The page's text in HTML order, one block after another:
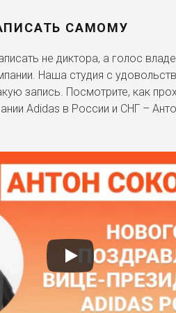
САМОМУ
не диктора, а голос
Наша студия с
запись. Посмотрите, как
Adidas в России и СНГ –